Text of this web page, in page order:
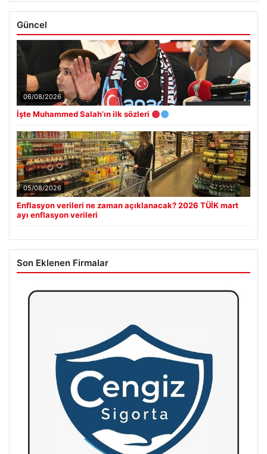
Güncel
06/08/2026
İşte Muhammed Salah’ın ilk sözleri
05/08/2026
Enflasyon verileri ne zaman açıklanacak? 2026 TÜİK mart
ayı enflasyon verileri
Son Eklenen Firmalar